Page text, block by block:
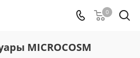
0
MICROCOSM